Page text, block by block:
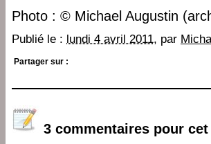
Photo : © Michael Augustin
Publié le : lundi 4 avril 2011, par
Partager sur :
3 commentaires pour